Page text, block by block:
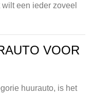
een ieder zoveel
VOOR
huurauto, is het